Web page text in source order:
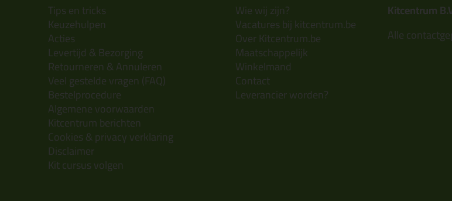
Tips en tricks
Keuzehulpen
Acties
Levertijd & Bezorging
Retourneren & Annuleren
Veel gestelde vragen (FAQ)
Bestelprocedure
Algemene voorwaarden
Kitcentrum berichten
Cookies & privacy verklaring
Disclaimer
Kit cursus volgen
Wie wij zijn?
Vacatures bij kitcentrum.be
Over Kitcentrum.be
Maatschappelijk
Winkelmand
Contact
Leverancier worden?
Kitcentrum
Alle